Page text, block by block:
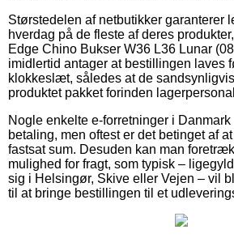
Størstedelen af netbutikker garanterer
hverdag på de fleste af deres
Edge Chino Bukser W36 L36 Lunar
imidlertid antager at bestillingen laves
klokkeslæt, således at de
produktet pakket forinden
Nogle enkelte e-forretninger i
betaling, men oftest er det betinget af
fastsat sum. Desuden kan man
mulighed for fragt, som typisk –
sig i Helsingør, Skive eller Vejen – vil
til at bringe bestillingen til et